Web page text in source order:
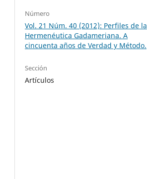
Número
Vol. 21 Núm. 40 (2012): Perfiles de la
Hermenéutica Gadameriana. A
cincuenta años de Verdad y Método.
Sección
Artículos